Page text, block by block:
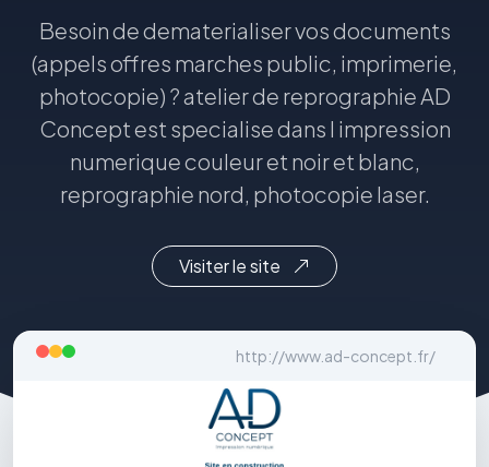
Besoin de dematerialiser vos documents
(appels offres marches public, imprimerie,
photocopie) ? atelier de reprographie AD
Concept est specialise dans l impression
numerique couleur et noir et blanc,
reprographie nord, photocopie laser.
Visiter le site
http://www.ad-concept.fr/